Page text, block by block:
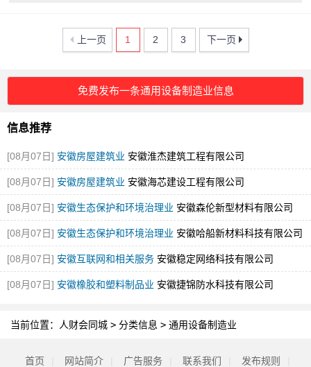
上一页 1 2 3 下一页
免费发布一条通用设备制造业信息
信息推荐
[08月07日] 安徽房屋建筑业 安徽淮杰建筑工程有限公司
[08月07日] 安徽房屋建筑业 安徽海芯建设工程有限公司
[08月07日] 安徽生态保护和环境治理业 安徽森伦新型材料有限公司
[08月07日] 安徽生态保护和环境治理业 安徽哈船新材料科技有限公司
[08月07日] 安徽互联网和相关服务 安徽稳定网络科技有限公司
[08月07日] 安徽橡胶和塑料制品业 安徽捷锦防水科技有限公司
当前位置： 人财会同城 > 分类信息 > 通用设备制造业
首页 网站简介 广告服务 联系我们 发布规则